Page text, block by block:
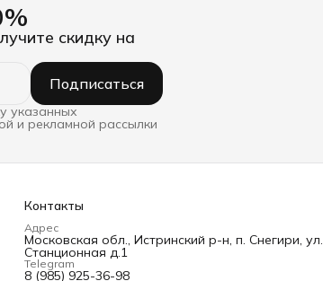
скидку на
Подписаться
указанных
и рекламной рассылки
Контакты
Адрес
Московская обл., Истринский р-н, п. Снегири, ул.
Станционная д.1
Telegram
8 (985) 925-36-98